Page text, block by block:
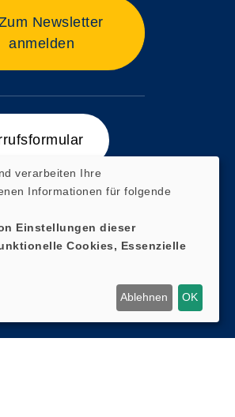
Newsletter
anmelden
verarbeiten Ihre
Informationen für folgende
Einstellungen dieser
Cookies, Essenzielle
Ablehnen OK